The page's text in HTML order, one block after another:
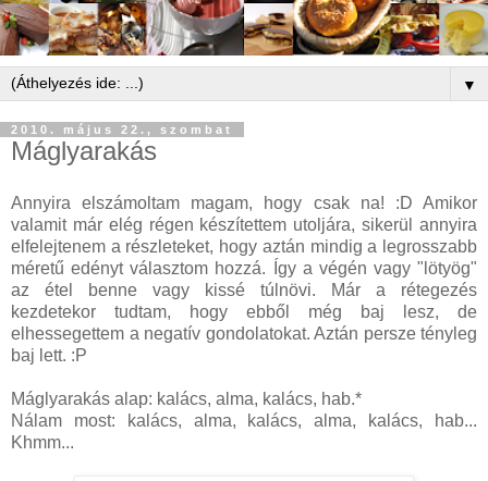
▼
2010. május 22., szombat
Máglyarakás
Annyira elszámoltam magam, hogy csak na! :D Amikor
valamit már elég régen készítettem utoljára, sikerül annyira
elfelejtenem a részleteket, hogy aztán mindig a legrosszabb
méretű edényt választom hozzá. Így a végén vagy "lötyög"
az étel benne vagy kissé túlnövi. Már a rétegezés
kezdetekor tudtam, hogy ebből még baj lesz, de
elhessegettem a negatív gondolatokat. Aztán persze tényleg
baj lett. :P
Máglyarakás alap: kalács, alma, kalács, hab.*
Nálam most: kalács, alma, kalács, alma, kalács, hab...
Khmm...